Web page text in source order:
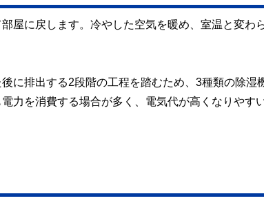
屋に戻します。冷やした空気を暖め、室温と変わ
に排出する2段階の工程を踏むため、3種類の除湿
力を消費する場合が多く、電気代が高くなりやす